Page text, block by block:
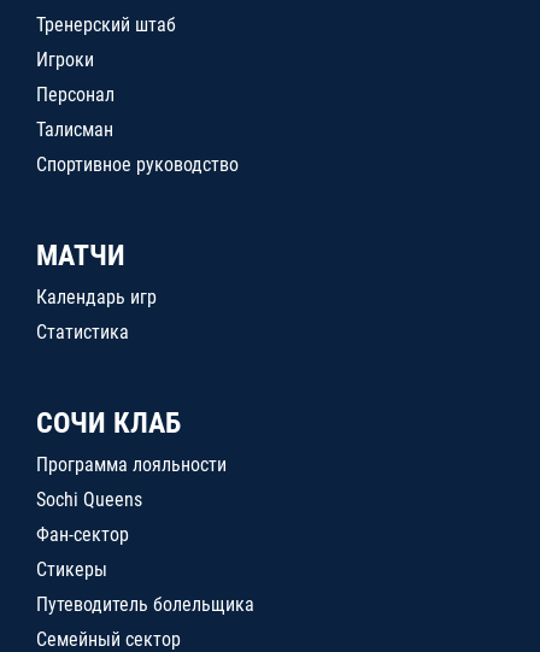
Тренерский штаб
Игроки
Персонал
Талисман
Спортивное руководство
МАТЧИ
Календарь игр
Статистика
СОЧИ КЛАБ
Программа лояльности
Sochi Queens
Фан-сектор
Стикеры
Путеводитель болельщика
Семейный сектор